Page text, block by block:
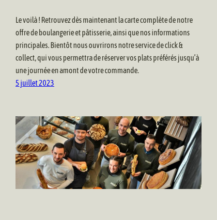
Le voilà ! Retrouvez dès maintenant la carte complète de notre
offre de boulangerie et pâtisserie, ainsi que nos informations
principales. Bientôt nous ouvrirons notre service de click &
collect, qui vous permettra de réserver vos plats préférés jusqu’à
une journée en amont de votre commande.
5 juillet 2023